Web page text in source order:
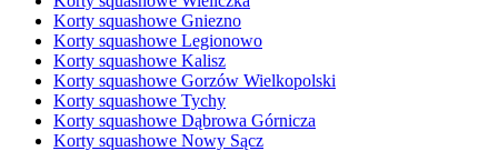
Korty squashowe Gniezno
Korty squashowe Legionowo
Korty squashowe Kalisz
Korty squashowe Gorzów Wielkopolski
Korty squashowe Tychy
Korty squashowe Dąbrowa Górnicza
Korty squashowe Nowy Sącz